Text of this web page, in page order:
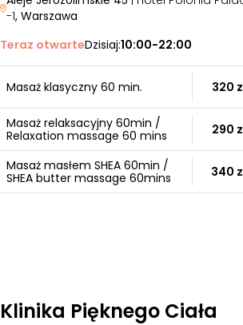
-1, Warszawa
Teraz otwarteDzisiaj:10:00-22:00
Masaż klasyczny 60 min. 320
Masaż relaksacyjny 60min /
Relaxation massage 60 mins
290
Masaż masłem SHEA 60min /
SHEA butter massage 60mins
340
Klinika Pięknego Ciała